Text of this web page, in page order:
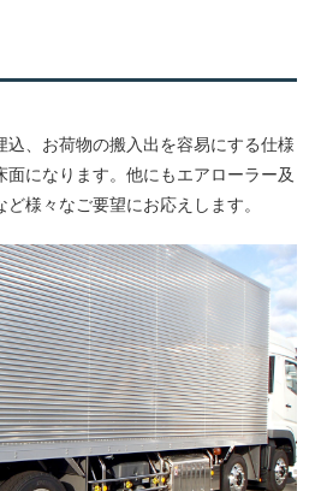
込、お荷物の搬入出を容易にする仕様
面になります。他にもエアローラー及
様々なご要望にお応えします。